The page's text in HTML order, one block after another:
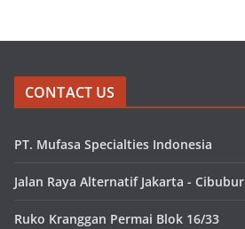
CONTACT US
PT. Mufasa Specialties Indonesia
Jalan Raya Alternatif Jakarta - Cibubur
Ruko Kranggan Permai Blok 16/33